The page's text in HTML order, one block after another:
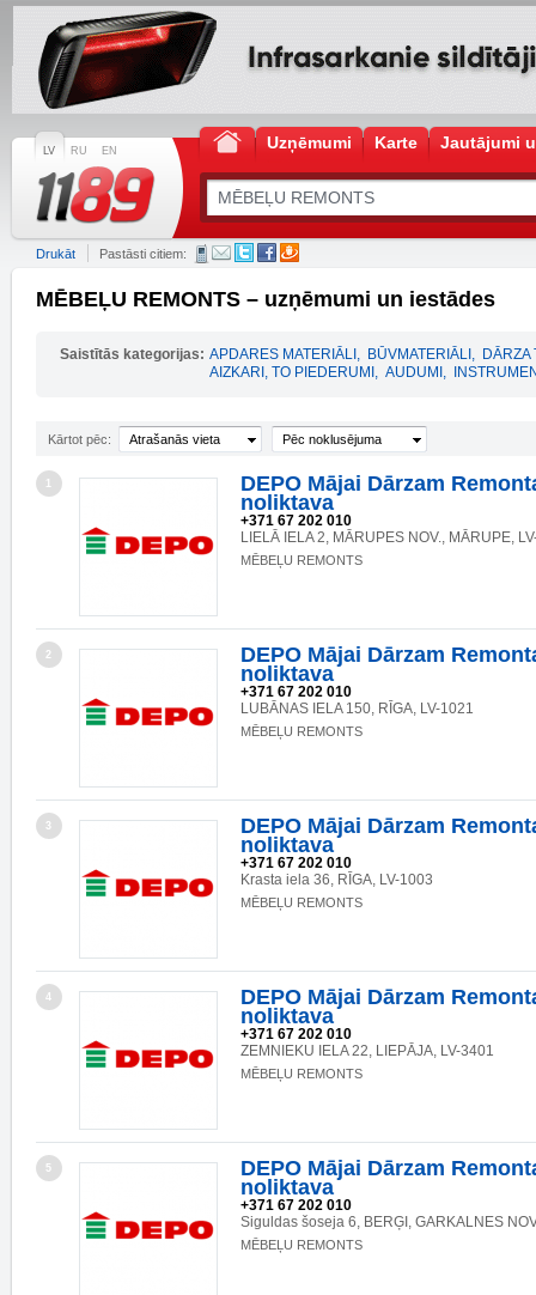
LV RU EN Uzņēmumi Karte Jautājumi
Drukāt Pastāsti citiem:
MĒBEĻU REMONTS – uzņēmumi un iestādes
Saistītās kategorijas: APDARES MATERIĀLI , BŪVMATERIĀLI , DĀRZA
AIZKARI, TO PIEDERUMI , AUDUMI ,
Kārtot pēc: Atrašanās vieta Pēc noklusējuma
1
DEPO Mājai Dārzam
noliktava
+371 67 202 010
LIELĀ IELA 2, MĀRUPES NOV., MĀRUPE,
MĒBEĻU REMONTS
2
DEPO Mājai Dārzam
noliktava
+371 67 202 010
LUBĀNAS IELA 150, RĪGA, LV-1021
MĒBEĻU REMONTS
3
DEPO Mājai Dārzam
noliktava
+371 67 202 010
Krasta iela 36, RĪGA, LV-1003
MĒBEĻU REMONTS
4
DEPO Mājai Dārzam
noliktava
+371 67 202 010
ZEMNIEKU IELA 22, LIEPĀJA, LV-3401
MĒBEĻU REMONTS
5
DEPO Mājai Dārzam
noliktava
+371 67 202 010
Siguldas šoseja 6, BERĢI, GARKALNES
MĒBEĻU REMONTS